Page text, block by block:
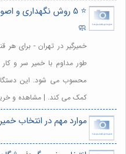
⭐️ 5 روش نگهداری و
🧼
خمیرگیر در تهران - برای هر
طور مداوم با خمیر سر و
محسوب می شود. این
کمک می کند. | مشاهده و
موارد مهم در انتخاب